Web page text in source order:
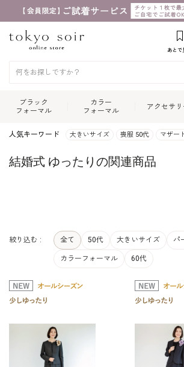
あとで
ブラック
フォーマル
カラー
フォーマル
アクセサリ
人気キーワード 大きいサイズ 喪服 50代 マザー
結婚式 ゆったりの関連商品
絞り込む : 全て 50代 大きいサイズ パ
カラーフォーマル 60代